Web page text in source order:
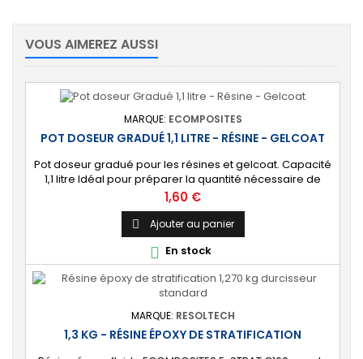
VOUS AIMEREZ AUSSI
MARQUE: ECOMPOSITES
POT DOSEUR GRADUÉ 1,1 LITRE - RÉSINE - GELCOAT
Pot doseur gradué pour les résines et gelcoat. Capacité
1,1 litre Idéal pour préparer la quantité nécessaire de
résine ou gelcoat.
Prix
1,60 €
 Ajouter au panier
 En stock
MARQUE: RESOLTECH
1,3 KG - RÉSINE ÉPOXY DE STRATIFICATION